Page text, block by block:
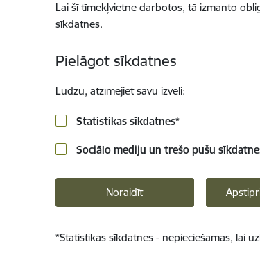
Lai šī tīmekļvietne darbotos, tā izmanto
sīkdatnes.
Pielāgot sīkdatnes
Lūdzu, atzīmējiet savu izvēli:
Statistikas sīkdatnes*
Sociālo mediju un trešo pušu
Noraidīt
*Statistikas sīkdatnes - nepieciešamas, lai